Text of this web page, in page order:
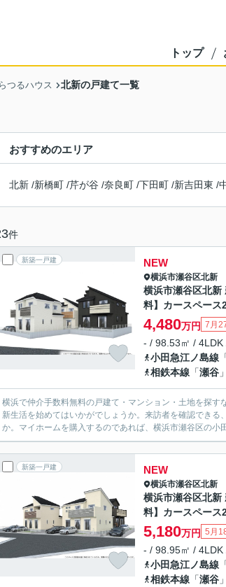
トップ
つるハウス 北新の戸建て一覧
おすすめのエリア
北新 /新橋町 /芹が谷 /奈良町 /下田町 /新吉田東 /
件
新築一戸建 NEW
横浜市瀬谷区北新
横浜市瀬谷区北新
料】カースペース
4,480万円 7月
- / 98.53㎡ / 4LDK
小田急江ノ島線
相鉄本線 「瀬谷
横浜で仲介手数料無料の戸建て・マンション・土地を探
新生活を始めてはいかがでしょうか。来訪者を確認でき
か。マイホームを購入するのであれば、横浜市瀬谷区の
新築一戸建 NEW
横浜市瀬谷区北新
横浜市瀬谷区北新
料】カースペース
5,180万円 5月
- / 98.95㎡ / 4LDK
小田急江ノ島線
相鉄本線 「瀬谷